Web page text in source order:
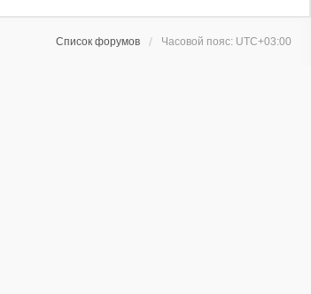
Список форумов Часовой пояс: UTC+03:00